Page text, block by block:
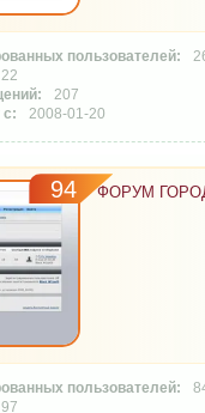
22
207
2008-01-20
94 ФОРУМ
97